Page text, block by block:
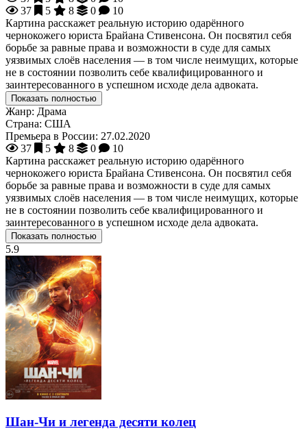
37
5 8 0
10
Картина расскажет реальную историю одарённого
чернокожего юриста Брайана Стивенсона. Он посвятил себя
борьбе за равные права и возможности в суде для самых
уязвимых слоёв населения — в том числе неимущих, которые
не в состоянии позволить себе квалифицированного и
заинтересованного в успешном исходе дела адвоката.
Показать полностью
Жанр: Драма
Страна: США
Премьера в России: 27.02.2020
37
5 8 0
10
Картина расскажет реальную историю одарённого
чернокожего юриста Брайана Стивенсона. Он посвятил себя
борьбе за равные права и возможности в суде для самых
уязвимых слоёв населения — в том числе неимущих, которые
не в состоянии позволить себе квалифицированного и
заинтересованного в успешном исходе дела адвоката.
Показать полностью
5.9
Шан-Чи и легенда десяти колец